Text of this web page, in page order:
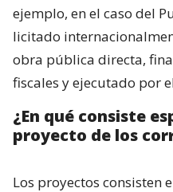
ejemplo, en el caso del
licitado
obra pública directa,
fiscales y ejecutado por
¿En qué consiste
proyecto de los
Los proyectos consisten